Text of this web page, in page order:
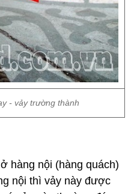
- vảy trường thành
hàng nội (hàng quách)
nội thì vảy này được